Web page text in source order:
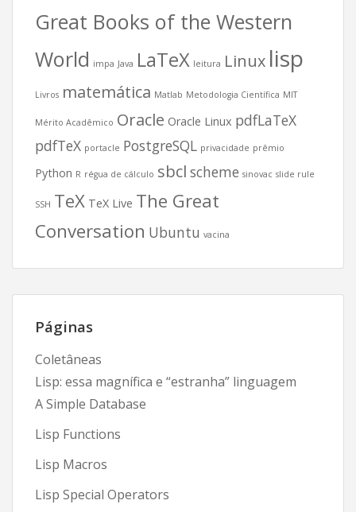
Great Books of the Western
World impa Java LaTeX leitura Linux lisp
Livros matemática Matlab Metodologia Científica MIT
Mérito Acadêmico Oracle Oracle Linux pdfLaTeX
pdfTeX portacle PostgreSQL privacidade prêmio
Python R régua de cálculo sbcl scheme sinovac slide rule
SSH TeX TeX Live The Great
Conversation Ubuntu vacina
Páginas
Coletâneas
Lisp: essa magnífica e “estranha” linguagem
A Simple Database
Lisp Functions
Lisp Macros
Lisp Special Operators